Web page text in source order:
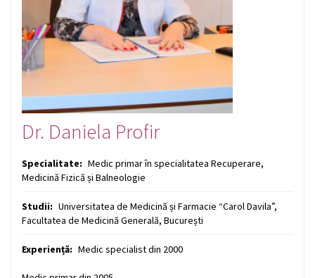
Dr. Daniela Profir
Specialitate: Medic primar în specialitatea Recuperare,
Medicină Fizică și Balneologie
Studii: Universitatea de Medicină și Farmacie “Carol Davila”,
Facultatea de Medicină Generală, București
Experiență: Medic specialist din 2000